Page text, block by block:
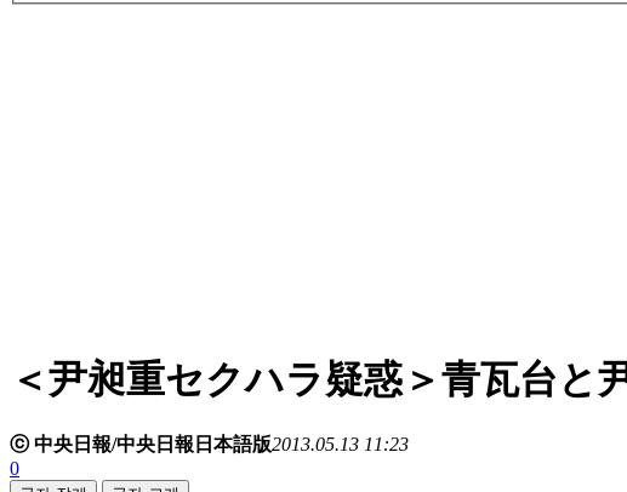
＜尹昶重セクハラ疑惑＞青瓦台と
ⓒ 中央日報/中央日報日本語版2013.05.13 11:23
0